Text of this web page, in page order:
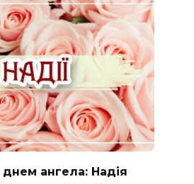
днем ангела: Надія